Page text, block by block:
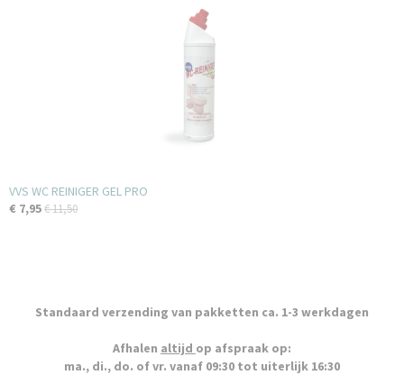
VVS WC REINIGER GEL PRO
€ 7,95€ 11,50
Standaard verzending van pakketten ca. 1-3 werkdagen
Afhalen altijd op afspraak op:
ma., di., do. of vr. vanaf 09:30 tot uiterlijk 16:30